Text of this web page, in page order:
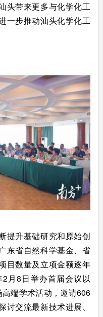
头带来更多与化学化工
一步推动汕头化学化工
升基础研究和原始创
东省自然科学基金、省
目数量及立项金额逐年
月8日举办首届会议以
端学术活动，邀请606
交流最新技术进展、